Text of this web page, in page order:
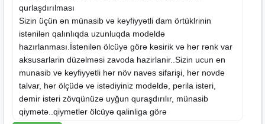
qurlaşdırılması
Sizin üçün ən münasib və keyfiyyətli dam örtüklrinin
istənilən qalınlıqda uzunluqda modeldə
hazırlanması.İstenilən ölcüyə görə kəsirik və hər rənk var
aksusarlarin düzəlməsi zavoda hazirlanir..Sizin ucun en
munasib ve keyfiyyetli hər növ naves sifarişi, her novde
talvar, hər ölçüdə ve istədiyiniz modeldə, perila isteri,
demir isteri zövqünüzə uyğun quraşdırılır, münasib
qiymətə..qiymetler ölcüyə qalinliga görə